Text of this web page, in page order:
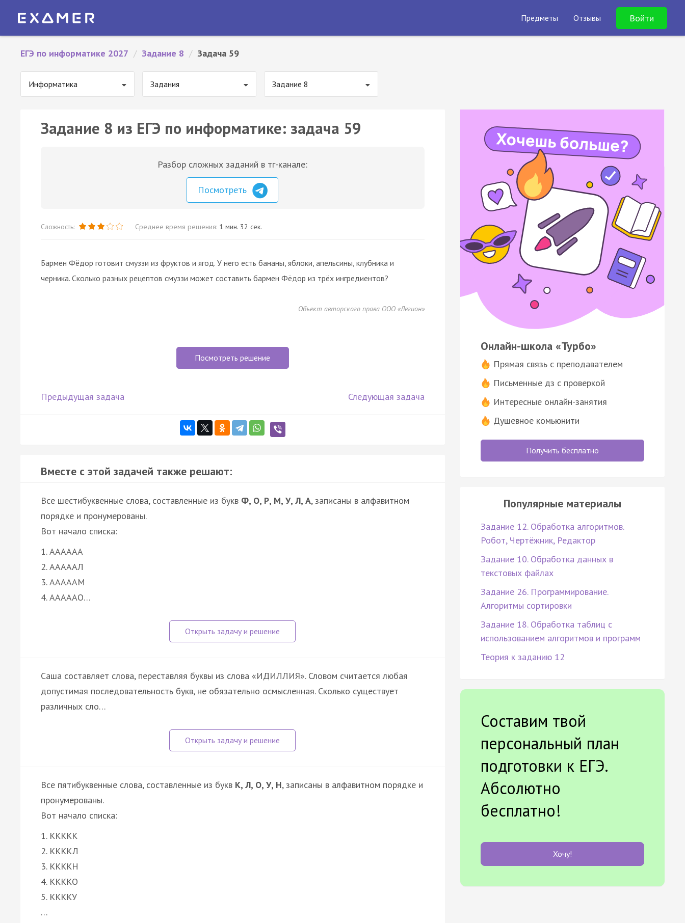
Предметы Отзывы Войти
ЕГЭ по информатике 2027 / Задание 8 / Задача 59
Информатика Задания Задание 8
Задание 8 из ЕГЭ по информатике: задача 59
Разбор сложных заданий в тг-канале:
Посмотреть
Сложность: Среднее время решения: 1 мин. 32 сек.
Бармен Фёдор готовит смуззи из фруктов и ягод. У него есть бананы, яблоки, апельсины, клубника и
черника. Сколько разных рецептов смуззи может составить бармен Фёдор из трёх ингредиентов?
Объект авторского права ООО «Легион»
Посмотреть решение
Предыдущая задача Следующая задача
Вместе с этой задачей также решают:
Все шестибуквенные слова, составленные из букв Ф, О, Р, М, У, Л, А, записаны в алфавитном
порядке и пронумерованы.
Вот начало списка:
1. АААААА
2. АААААЛ
3. АААААМ
4. АААААО…
Саша составляет слова, переставляя буквы из слова «ИДИЛЛИЯ». Словом считается любая
допустимая последовательность букв, не обязательно осмысленная. Сколько существует
различных сло…
Все пятибуквенные слова, составленные из букв К, Л, О, У, Н, записаны в алфавитном порядке и
пронумерованы.
Вот начало списка:
1. ККККК
2. ККККЛ
3. ККККН
4. ККККО
5. ККККУ
…
Онлайн-школа «Турбо»
Прямая связь с преподавателем
Письменные дз с проверкой
Интересные онлайн-занятия
Душевное комьюнити
Получить бесплатно
Популярные материалы
Задание 12. Обработка алгоритмов.
Робот, Чертёжник, Редактор
Задание 10. Обработка данных в
текстовых файлах
Задание 26. Программирование.
Алгоритмы сортировки
Задание 18. Обработка таблиц с
использованием алгоритмов и программ
Теория к заданию 12
Составим твой
персональный план
подготовки к ЕГЭ.
Абсолютно
бесплатно!
Хочу!